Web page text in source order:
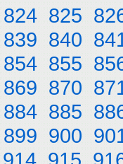
824 825
839 840
854 855
869 870
884 885
899 900